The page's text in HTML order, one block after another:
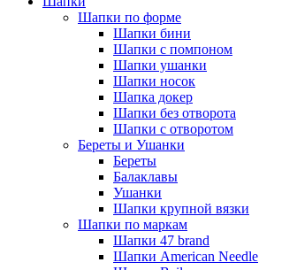
Шапки по форме
Шапки бини
Шапки с помпоном
Шапки ушанки
Шапки носок
Шапка докер
Шапки без отворота
Шапки с отворотом
Береты и Ушанки
Береты
Балаклавы
Ушанки
Шапки крупной вязки
Шапки по маркам
Шапки 47 brand
Шапки American Needle